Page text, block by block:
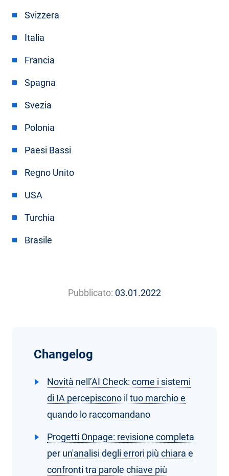
Svizzera
Italia
Francia
Spagna
Svezia
Polonia
Paesi Bassi
Regno Unito
USA
Turchia
Brasile
Pubblicato: 03.01.2022
Changelog
Novità nell’AI Check: come i sistemi
di IA percepiscono il tuo marchio e
quando lo raccomandano
Progetti Onpage: revisione completa
per un'analisi degli errori più chiara e
confronti tra parole chiave più